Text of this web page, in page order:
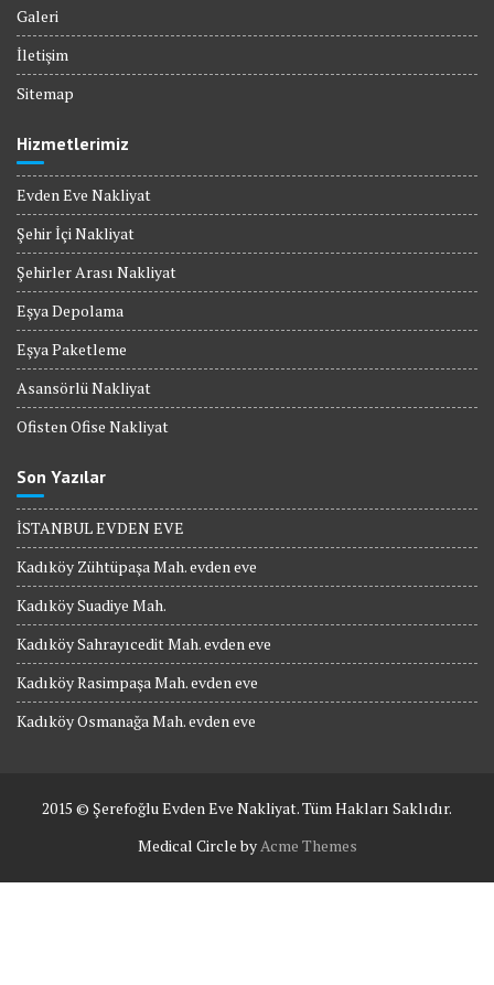
Galeri
İletişim
Sitemap
Hizmetlerimiz
Evden Eve Nakliyat
Şehir İçi Nakliyat
Şehirler Arası Nakliyat
Eşya Depolama
Eşya Paketleme
Asansörlü Nakliyat
Ofisten Ofise Nakliyat
Son Yazılar
İSTANBUL EVDEN EVE
Kadıköy Zühtüpaşa Mah. evden eve
Kadıköy Suadiye Mah.
Kadıköy Sahrayıcedit Mah. evden eve
Kadıköy Rasimpaşa Mah. evden eve
Kadıköy Osmanağa Mah. evden eve
2015 © Şerefoğlu Evden Eve Nakliyat. Tüm Hakları Saklıdır.
Medical Circle by Acme Themes